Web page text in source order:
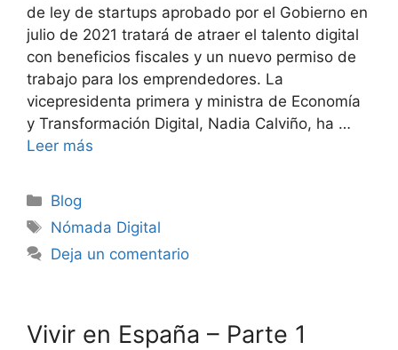
de ley de startups aprobado por el Gobierno en
julio de 2021 tratará de atraer el talento digital
con beneficios fiscales y un nuevo permiso de
trabajo para los emprendedores. La
vicepresidenta primera y ministra de Economía
y Transformación Digital, Nadia Calviño, ha …
Leer más
Blog
Nómada Digital
Deja un comentario
Vivir en España – Parte 1